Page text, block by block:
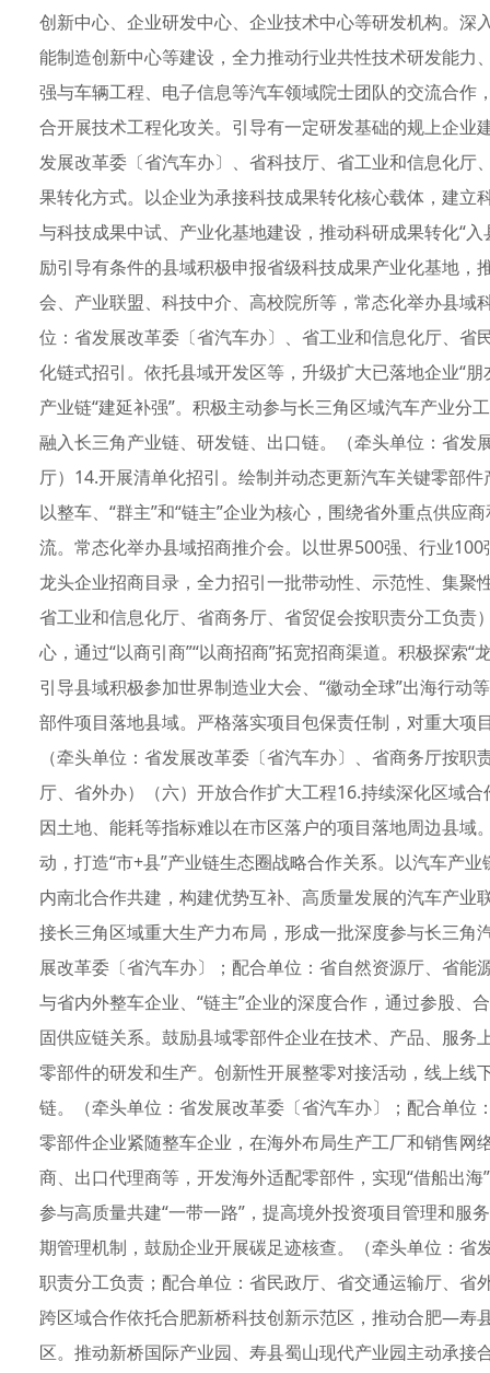
创新中心、企业研发中心、企业技术中心等研发机构。
能制造创新中心等建设，全力推动行业共性技术研发能
强与车辆工程、电子信息等汽车领域院士团队的交流合
合开展技术工程化攻关。引导有一定研发基础的规上企
发展改革委〔省汽车办〕、省科技厅、省工业和信息化
果转化方式。以企业为承接科技成果转化核心载体，建
与科技成果中试、产业化基地建设，推动科研成果转化“
励引导有条件的县域积极申报省级科技成果产业化基地
会、产业联盟、科技中介、高校院所等，常态化举办县
位：省发展改革委〔省汽车办〕、省工业和信息化厅、
化链式招引。依托县域开发区等，升级扩大已落地企业“
产业链“建延补强”。积极主动参与长三角区域汽车产业
融入长三角产业链、研发链、出口链。（牵头单位：省
厅）14.开展清单化招引。绘制并动态更新汽车关键零部
以整车、“群主”和“链主”企业为核心，围绕省外重点供应
流。常态化举办县域招商推介会。以世界500强、行业
龙头企业招商目录，全力招引一批带动性、示范性、集
省工业和信息化厅、省商务厅、省贸促会按职责分工负
心，通过“以商引商”“以商招商”拓宽招商渠道。积极探索
引导县域积极参加世界制造业大会、“徽动全球”出海行
部件项目落地县域。严格落实项目包保责任制，对重大
（牵头单位：省发展改革委〔省汽车办〕、省商务厅按
厅、省外办）（六）开放合作扩大工程16.持续深化区域
因土地、能耗等指标难以在市区落户的项目落地周边县域
动，打造“市+县”产业链生态圈战略合作关系。以汽车产
内南北合作共建，构建优势互补、高质量发展的汽车产
接长三角区域重大生产力布局，形成一批深度参与长三
展改革委〔省汽车办〕；配合单位：省自然资源厅、省
与省内外整车企业、“链主”企业的深度合作，通过参股、
固供应链关系。鼓励县域零部件企业在技术、产品、服
零部件的研发和生产。创新性开展整零对接活动，线上
链。（牵头单位：省发展改革委〔省汽车办〕；配合单
零部件企业紧随整车企业，在海外布局生产工厂和销售
商、出口代理商等，开发海外适配零部件，实现“借船出
参与高质量共建“一带一路”，提高境外投资项目管理和服
期管理机制，鼓励企业开展碳足迹核查。（牵头单位：
职责分工负责；配合单位：省民政厅、省交通运输厅、
跨区域合作依托合肥新桥科技创新示范区，推动合肥—
区。推动新桥国际产业园、寿县蜀山现代产业园主动承